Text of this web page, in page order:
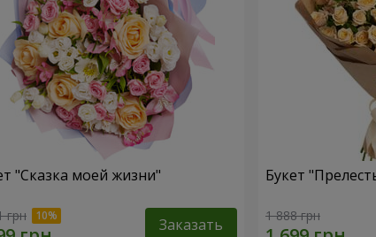
"Сказка моей жизни"
грн Заказать
Букет
1 888 грн